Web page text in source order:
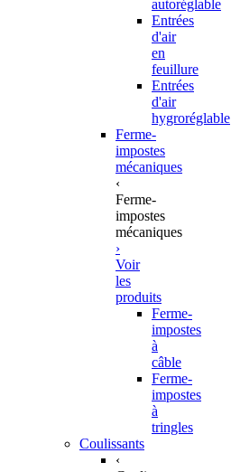
autoréglable
Entrées
d'air
en
feuillure
Entrées
d'air
hygroréglable
Ferme-
impostes
mécaniques
‹
Ferme-
impostes
mécaniques
›
Voir
les
produits
Ferme-
impostes
à
câble
Ferme-
impostes
à
tringles
Coulissants
‹